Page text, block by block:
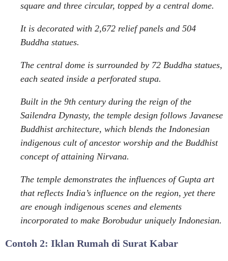
square and three circular, topped by a central dome.
It is decorated with 2,672 relief panels and 504
Buddha statues.
The central dome is surrounded by 72 Buddha statues,
each seated inside a perforated stupa.
Built in the 9th century during the reign of the
Sailendra Dynasty, the temple design follows Javanese
Buddhist architecture, which blends the Indonesian
indigenous cult of ancestor worship and the Buddhist
concept of attaining Nirvana.
The temple demonstrates the influences of Gupta art
that reflects India’s influence on the region, yet there
are enough indigenous scenes and elements
incorporated to make Borobudur uniquely Indonesian.
Contoh 2: Iklan Rumah di Surat Kabar